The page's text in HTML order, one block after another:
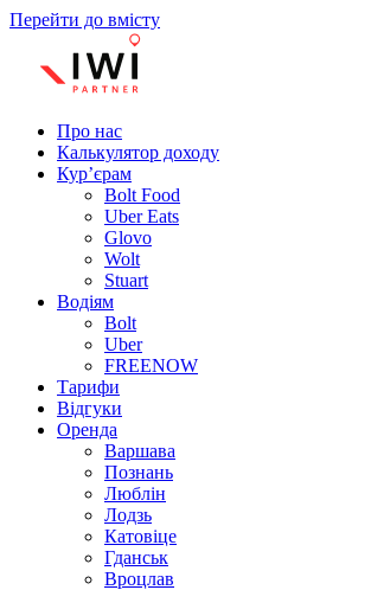
Перейти до вмісту
Про нас
Калькулятор доходу
Кур’єрам
Bolt Food
Uber Eats
Glovo
Wolt
Stuart
Водіям
Bolt
Uber
FREENOW
Тарифи
Відгуки
Оренда
Варшава
Познань
Люблін
Лодзь
Катовіце
Гданськ
Вроцлав